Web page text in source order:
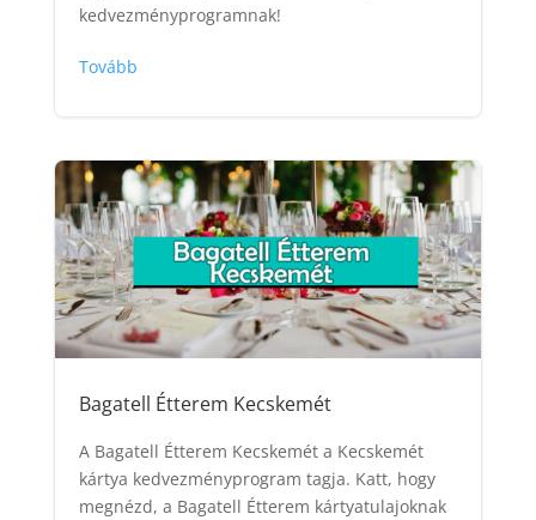
kedvezményprogramnak!
Tovább
Bagatell Étterem Kecskemét
A Bagatell Étterem Kecskemét a Kecskemét
kártya kedvezményprogram tagja. Katt, hogy
megnézd, a Bagatell Étterem kártyatulajoknak